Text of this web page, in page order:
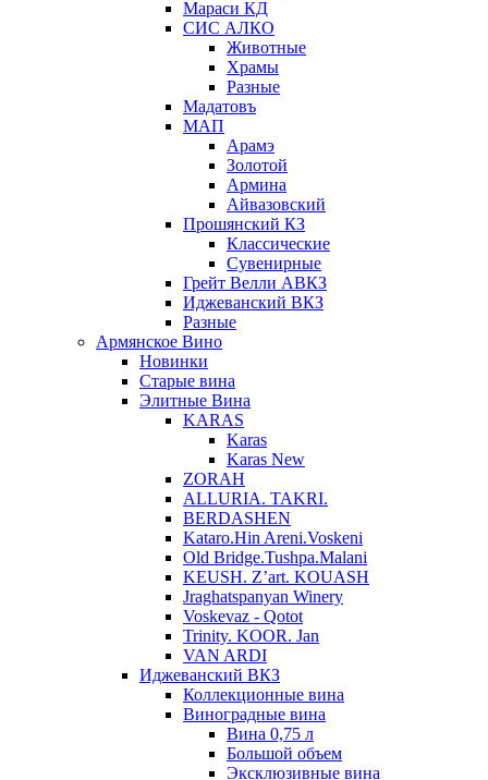
Мараси КД
СИС АЛКО
Животные
Храмы
Разные
Мадатовъ
МАП
Арамэ
Золотой
Армина
Айвазовский
Прошянский КЗ
Классические
Сувенирные
Грейт Велли АВКЗ
Иджеванский ВКЗ
Разные
Армянское Вино
Новинки
Старые вина
Элитные Вина
KARAS
Karas
Karas New
ZORAH
ALLURIA. TAKRI.
BERDASHEN
Kataro.Hin Areni.Voskeni
Old Bridge.Tushpa.Malani
KEUSH. Z’art. KOUASH
Jraghatspanyan Winery
Voskevaz - Qotot
Trinity. KOOR. Jan
VAN ARDI
Иджеванский ВКЗ
Коллекционные вина
Виноградные вина
Вина 0,75 л
Большой объем
Эксклюзивные вина